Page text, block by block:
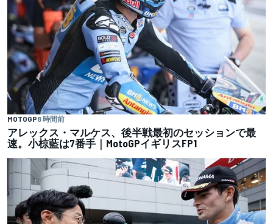
MOTOGP8 時間前
アレックス・マルケス、後半戦最初のセッションで最
速。小椋藍は7番手｜MotoGPイギリスFP1